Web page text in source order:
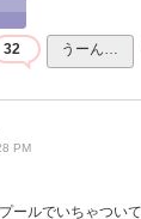
32 うーん…
PM
ールでいちゃつい